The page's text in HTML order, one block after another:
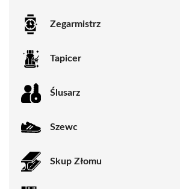
Zegarmistrz
Tapicer
Ślusarz
Szewc
Skup Złomu